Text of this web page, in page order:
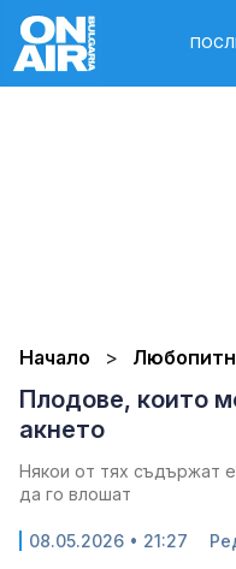
Начало
Плодове, които
акнето
Някои от тях съдържат
да го влошат
08.05.2026 • 21:27